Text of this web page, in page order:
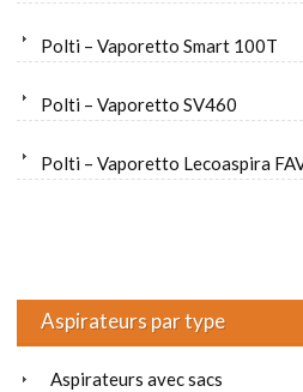
Polti – Vaporetto Smart 100T
Polti – Vaporetto SV460
Polti – Vaporetto Lecoaspira
Aspirateurs par type
Aspirateurs avec sacs